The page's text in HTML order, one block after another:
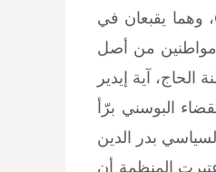
السلطات البوسنية أسامة فرج الله والشريف حسن السيد إلي مصر في 6/10/2001، وهما يقبعان في
من أصل
آية إيدير
البوسني برّأ
بدر الدين
المنظمة أن